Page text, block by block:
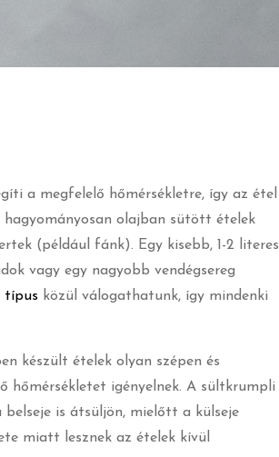
a megfelelő hőmérsékletre, így az étel
hagyományosan olajban sütött ételek
(például fánk). Egy kisebb, 1-2 literes
vagy egy nagyobb vendégsereg
típus közül válogathatunk, így mindenki
készült ételek olyan szépen és
hőmérsékletet igényelnek. A sültkrumpli
is átsüljön, mielőtt a külseje
miatt lesznek az ételek kívül